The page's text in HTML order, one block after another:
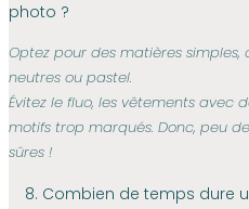
photo ?
Optez pour des matières
neutres ou pastel.
Évitez le fluo, les vêtements avec
motifs trop marqués. Donc, peu
sûres !
8. Combien de temps dure